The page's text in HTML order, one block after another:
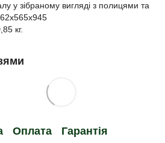
у зібраному вигляді з полицями та
кг.
Оплата Гарантія